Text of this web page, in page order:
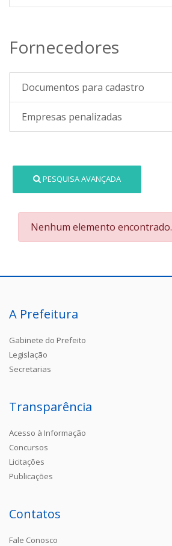
Fornecedores
Documentos para cadastro
Empresas penalizadas
PESQUISA AVANÇADA
Nenhum elemento encontrado.
A Prefeitura
Gabinete do Prefeito
Legislação
Secretarias
Transparência
Acesso à Informação
Concursos
Licitações
Publicações
Contatos
Fale Conosco